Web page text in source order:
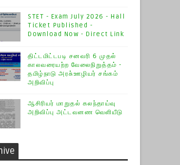
STET - Exam July 2026 - Hall
Ticket Published -
Download Now - Direct Link
திட்டமிட்டபடி சனவரி 6 முதல்
காலவரையற்ற வேலைநிறுத்தம் -
தமிழ்நாடு அரசு்ஊழியர் சங்கம்
அறிவிப்பு
ஆசிரியர் மாறுதல் கலந்தாய்வு
அறிவிப்பு அட்டவனண வெளியீடு